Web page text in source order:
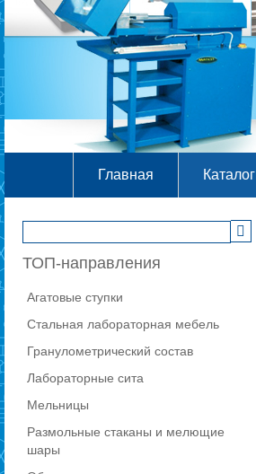
Главная Каталог
ТОП-направления
Агатовые ступки
Стальная лабораторная мебель
Гранулометрический состав
Лабораторные сита
Мельницы
Размольные стаканы и мелющие
шары